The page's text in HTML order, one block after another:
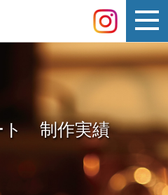
ト 制作実績